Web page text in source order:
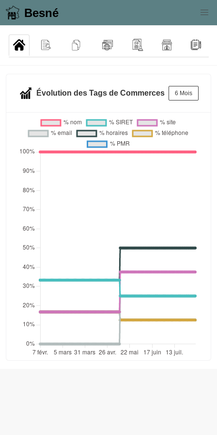
Besné
Évolution des Tags de Commerces 6 Mois